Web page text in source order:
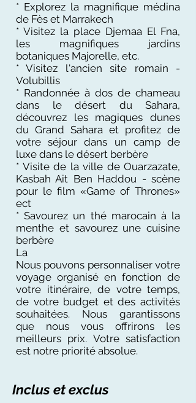
* Explorez la magnifique médina
de Fès et Marrakech
* Visitez la place Djemaa El Fna,
les magnifiques jardins
botaniques Majorelle, etc.
* Visitez l'ancien site romain -
Volubillis
* Randonnée à dos de chameau
dans le désert du Sahara,
découvrez les magiques dunes
du Grand Sahara et profitez de
votre séjour dans un camp de
luxe dans le désert berbère
* Visite de la ville de Ouarzazate,
Kasbah Ait Ben Haddou - scène
pour le film «Game of Thrones»
ect
* Savourez un thé marocain à la
menthe et savourez une cuisine
berbère
La
Nous pouvons personnaliser votre
voyage organisé en fonction de
votre itinéraire, de votre temps,
de votre budget et des activités
souhaitées. Nous garantissons
que nous vous offrirons les
meilleurs prix. Votre satisfaction
est notre priorité absolue.
Inclus et exclus